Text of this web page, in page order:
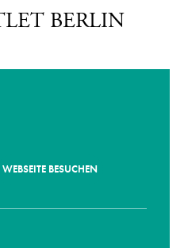
BERLIN
WEBSEITE BESUCHEN